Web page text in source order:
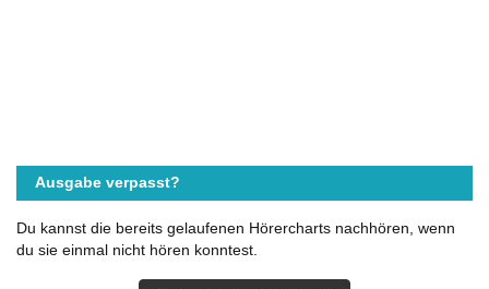
Ausgabe verpasst?
Du kannst die bereits gelaufenen Hörercharts nachhören, wenn
du sie einmal nicht hören konntest.